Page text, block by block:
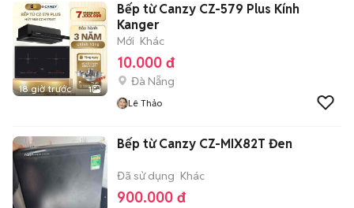
18 giờ trước 1
Bếp từ Canzy CZ-579 Plus Kính
Kanger
Mới Khác
10.000 đ
Đà Nẵng
Lê Thảo
Bếp từ Canzy CZ-MIX82T Đen
Đã sử dụng Khác
900.000 đ